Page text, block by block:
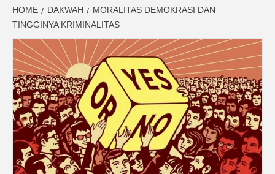
HOME DAKWAH
MORALITAS DEMOKRASI DAN
TINGGINYA KRIMINALITAS